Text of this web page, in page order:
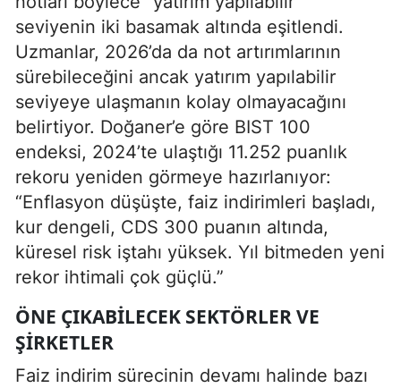
seviyenin iki basamak altında eşitlendi.
Uzmanlar, 2026’da da not artırımlarının
sürebileceğini ancak yatırım yapılabilir
seviyeye ulaşmanın kolay olmayacağını
belirtiyor. Doğaner’e göre BIST 100
endeksi, 2024’te ulaştığı 11.252 puanlık
rekoru yeniden görmeye hazırlanıyor:
“Enflasyon düşüşte, faiz indirimleri başladı,
kur dengeli, CDS 300 puanın altında,
küresel risk iştahı yüksek. Yıl bitmeden yeni
rekor ihtimali çok güçlü.”
ÖNE ÇIKABILECEK SEKTÖRLER VE
ŞIRKETLER
Faiz indirim sürecinin devamı halinde bazı